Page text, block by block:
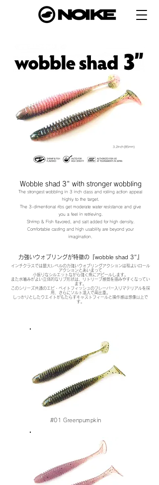
3.2inch(85mm)
Wobble shad 3" with stronger wobbling
The strongest wobbling in 3 inch class and rolling action appeal
highly to the target.
The 3-dimentional ribs get moderate water resistance and give
you a feel in retrieving.
Shrimp & Fish flavored, and salt added for high density.
Comfortable casting and high usability are beyond your
imagination.
力強いウォブリングが特徴の『wobble shad 3"』
インチクラスでは最大レベルの力強いウォブリングアクションは程よいロール
アクションとあいまって
小振りなシルエットながら強く魚にアピールします。
また水嚙みがよい立体的なリブ形状は、リトリーブ感覚を掴みやすくなってい
ます。
このシリーズ共通のエビ・ベイトフィッシュのフレーバー入りマテリアルを採
用、さらにソルト混入で高比重。
しっかりとしたウエイトがもたらすキャストフィールと操作感は想像以上で
す。
#01 Greenpumpkin